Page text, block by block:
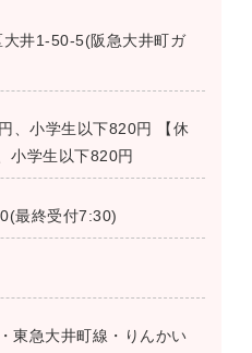
大井1-50-5(阪急大井町ガ
、小学生以下820円 【休
小学生以下820円
最終受付7:30)
東急大井町線・りんかい